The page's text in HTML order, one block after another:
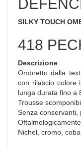
SILKY TOUCH
418
Descrizione
Ombretto dalla
con rilascio colore
lunga durata fino a
Trousse
Senza conservanti,
Nichel, cromo,